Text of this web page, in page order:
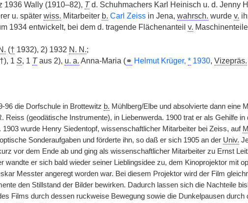
1936 Wally (1910–82), Td. Schuhmachers Karl Heinisch u. d. Jenny
u. später wiss. Mitarbeiter b. Carl Zeissin Jena, wahrsch. wurde v.
1934 entwickelt, bei dem d. tragende Flächenanteil v.
(† 1932), 2) 1932 N. N.;
1 S, 1 Taus 2), u. a. Anna-Maria (⚭ Helmut Krüger, *1930, Vizepräs.
96 die Dorfschule in Brottewitz b. Mühlberg/Elbe und absolvierte dann eine
Reiss (geodätische Instrumente), in Liebenwerda. 1900 trat er als Gehilfe
1903 wurde Henry Siedentopf, wissenschaftlicher Mitarbeiter bei Zeiss, auf
Sonderaufgaben und förderte ihn, so daß er sich 1905 an der Univ.
vor dem Ende ab und ging als wissenschaftlicher Mitarbeiter zu Ernst
wandte er sich bald wieder seiner Lieblingsidee zu, dem Kinoprojektor mit
Messter angeregt worden war. Bei diesem Projektor wird der Film
den Stillstand der Bilder bewirken. Dadurch lassen sich die Nachteile
Films durch dessen ruckweise Bewegung sowie die Dunkelpausen